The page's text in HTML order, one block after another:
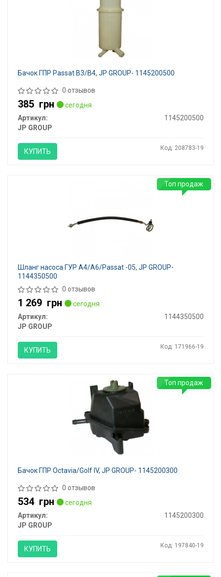
Бачок ГПР Passat B3/B4, JP GROUP- 1145200500
0 отзывов
385 грн
сегодня
Артикул:
1145200500
JP GROUP
КУПИТЬ Код: 208783-19
Шланг насоса ГУР A4/A6/Passat -05, JP GROUP-
1144350500
0 отзывов
1 269 грн
сегодня
Артикул:
1144350500
JP GROUP
КУПИТЬ Код: 171966-19
Топ продаж
Бачок ГПР Octavia/Golf IV, JP GROUP- 1145200300
0 отзывов
534 грн
сегодня
Артикул:
1145200300
JP GROUP
КУПИТЬ Код: 197840-19
Топ продаж